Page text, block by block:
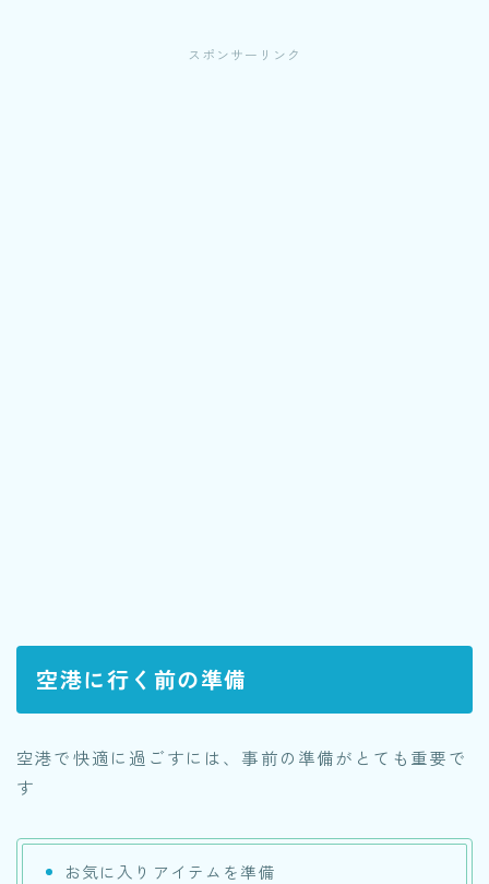
スポンサーリンク
空港に行く前の準備
空港で快適に過ごすには、事前の準備がとても重要で
す
お気に入りアイテムを準備